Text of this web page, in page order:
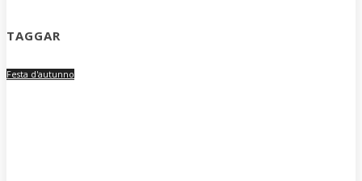
TAGGAR
Festa d'autunno